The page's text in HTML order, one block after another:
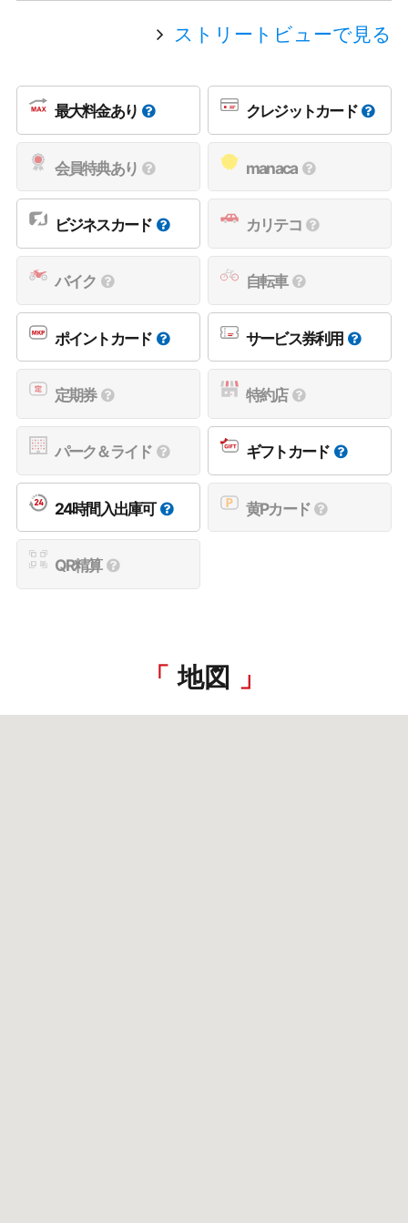
ストリートビューで見る
最大料金あり クレジットカード
会員特典あり manaca
ビジネスカード カリテコ
バイク 自転車
ポイントカード サービス券利用
定期券 特約店
パーク＆ライド ギフトカード
24時間入出庫可 黄Pカード
QR精算
地図